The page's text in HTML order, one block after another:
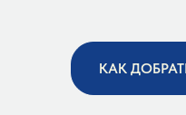
КАК